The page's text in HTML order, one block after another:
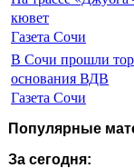
кювет
Газета Сочи
В Сочи прошли
основания ВДВ
Газета Сочи
Популярные
За сегодня: